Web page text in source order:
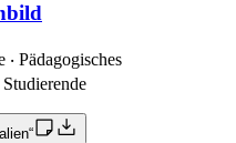
Pädagogisches
Studierende